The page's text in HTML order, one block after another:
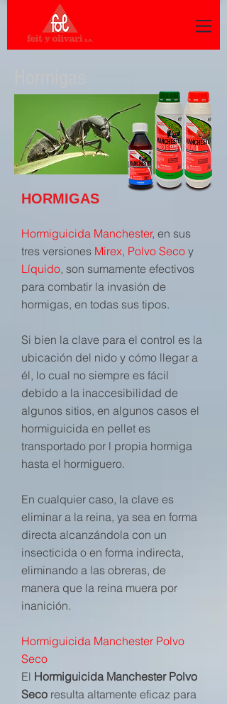
HORMIGAS
Hormiguicida Manchester, en sus
tres versiones Mirex, Polvo Seco y
Líquido, son sumamente efectivos
para combatir la invasión de
hormigas, en todas sus tipos.
Si bien la clave para el control es la
ubicación del nido y cómo llegar a
él, lo cual no siempre es fácil
debido a la inaccesibilidad de
algunos sitios, en algunos casos el
hormiguicida en pellet es
transportado por l propia hormiga
hasta el hormiguero.
En cualquier caso, la clave es
eliminar a la reina, ya sea en forma
directa alcanzándola con un
insecticida o en forma indirecta,
eliminando a las obreras, de
manera que la reina muera por
inanición.
Hormiguicida Manchester Polvo
Seco
El Hormiguicida Manchester Polvo
Seco resulta altamente eficaz para